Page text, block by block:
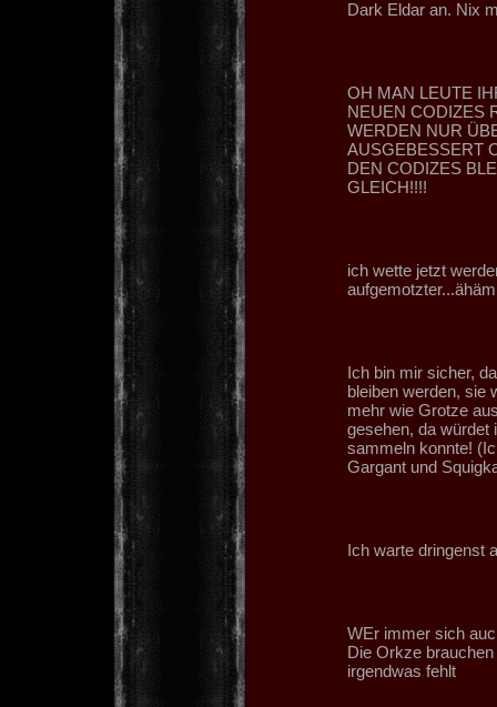
Dark Eldar an. Nix
OH MAN LEUTE
NEUEN CODIZES
WERDEN NUR
AUSGEBESSERT
DEN CODIZES
GLEICH!!!!
ich wette jetzt
Ich bin mir sicher,
bleiben werden, sie
mehr wie Grotze
gesehen, da würdet
sammeln konnte!
Gargant und
Ich warte dringenst
WEr immer sich
Die Orkze
irgendwas fehlt